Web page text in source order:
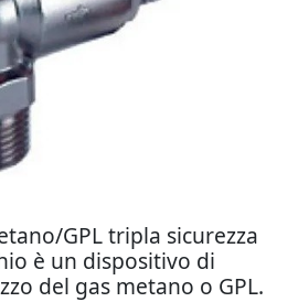
GPL tripla sicurezza
è un dispositivo di
del gas metano o GPL.